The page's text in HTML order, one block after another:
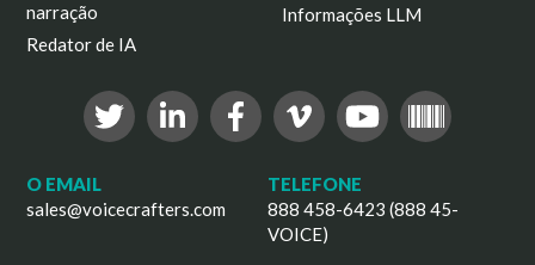
narração
Redator de IA
Informações LLM
O EMAIL
sales@voicecrafters.com
TELEFONE
888 458-6423 (888 45-
VOICE)